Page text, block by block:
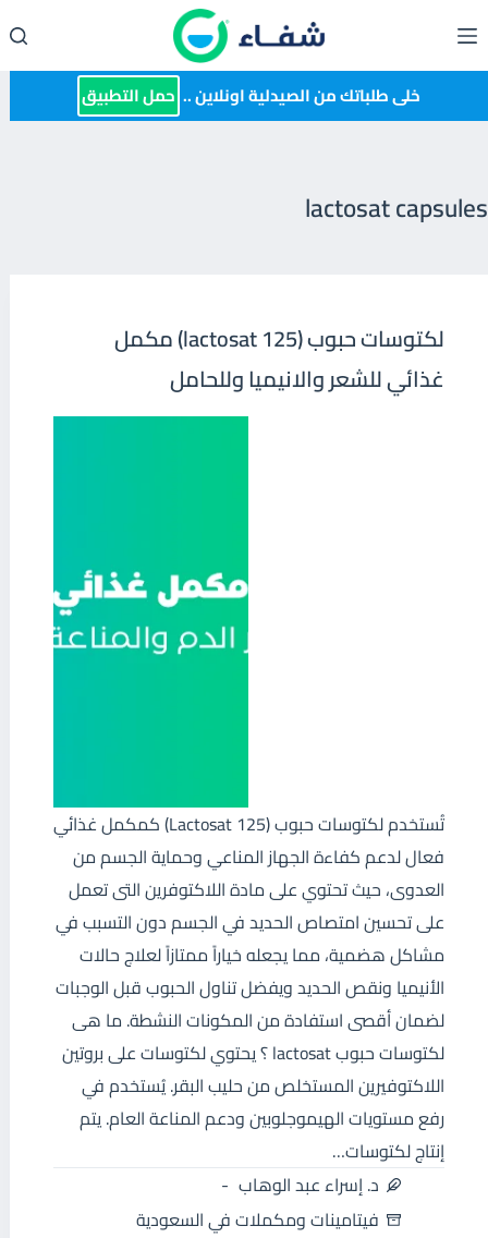
إلى
المحتوى خلى طلباتك من الصيدلية اونلاين .. حمل التطبيق
lactosat capsules
لكتوسات حبوب (lactosat 125) مكمل
غذائي للشعر والانيميا وللحامل
تُستخدم لكتوسات حبوب (Lactosat 125) كمكمل غذائي
فعال لدعم كفاءة الجهاز المناعي وحماية الجسم من
العدوى، حيث تحتوي على مادة اللاكتوفرين التى تعمل
على تحسين امتصاص الحديد في الجسم دون التسبب في
مشاكل هضمية، مما يجعله خياراً ممتازاً لعلاج حالات
الأنيميا ونقص الحديد ويفضل تناول الحبوب قبل الوجبات
لضمان أقصى استفادة من المكونات النشطة. ما هى
لكتوسات حبوب lactosat ؟ يحتوي لكتوسات على بروتين
اللاكتوفيرين المستخلص من حليب البقر. يُستخدم في
رفع مستويات الهيموجلوبين ودعم المناعة العام. يتم
إنتاج لكتوسات…
د. إسراء عبد الوهاب
فيتامينات ومكملات في السعودية